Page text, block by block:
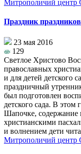
Митрополичий центр
Праздник
23 мая 2016
129
Светлое Христово
православных
и для детей детского
праздничный
был подготовлен
детского сада. В этом
Шапочке, содержание
христианскими
и волнением дети
Митрополичий центр